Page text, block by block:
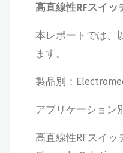
高直線性RFスイッ
本レポートでは、
ます。
製品別：
アプリケーション
高直線性RFスイッ